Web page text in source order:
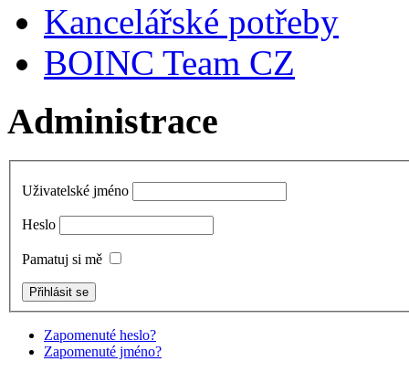
Kancelářské potřeby
BOINC Team CZ
Administrace
Uživatelské jméno
Heslo
Pamatuj si mě
Zapomenuté heslo?
Zapomenuté jméno?